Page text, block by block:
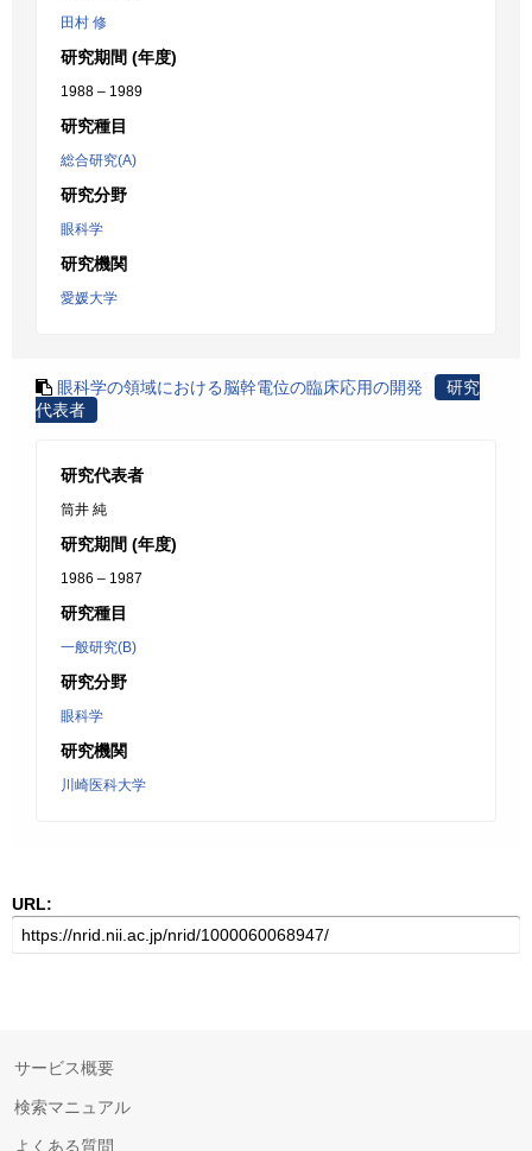
田村 修
研究期間 (年度)
1988 – 1989
研究種目
総合研究(A)
研究分野
眼科学
研究機関
愛媛大学
眼科学の領域における脳幹電位の臨床応用の開発
研究
代表者
研究代表者
筒井 純
研究期間 (年度)
1986 – 1987
研究種目
一般研究(B)
研究分野
眼科学
研究機関
川崎医科大学
URL:
サービス概要
検索マニュアル
よくある質問